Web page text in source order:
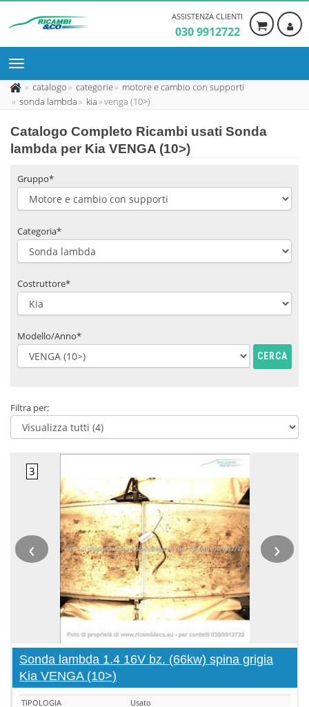
ASSISTENZA CLIENTI
030 9912722
catalogo categorie
motore e cambio con supporti
sonda lambda
kia venga (10>)
Catalogo Completo Ricambi usati Sonda
lambda per Kia VENGA (10>)
Gruppo*
Categoria*
Costruttore*
Modello/Anno*
CERCA
Filtra per:
‹ ›
Sonda lambda 1.4 16V bz. (66kw) spina grigia
Kia VENGA (10>)
TIPOLOGIA
Usato